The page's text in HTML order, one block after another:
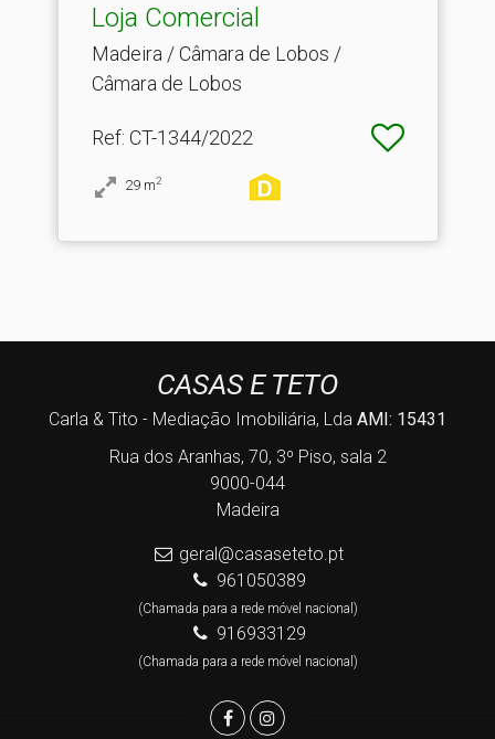
Loja Comercial
Madeira / Câmara de Lobos /
Câmara de Lobos
Ref: CT-1344/2022
29 m2
CASAS E TETO
Carla & Tito - Mediação Imobiliária, Lda AMI: 15431
Rua dos Aranhas, 70, 3º Piso, sala 2
9000-044
Madeira
geral@casaseteto.pt
961050389
(Chamada para a rede móvel nacional)
916933129
(Chamada para a rede móvel nacional)